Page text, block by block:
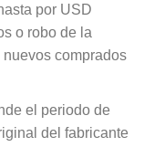
por USD
o robo de la
comprados
el periodo de
del fabricante